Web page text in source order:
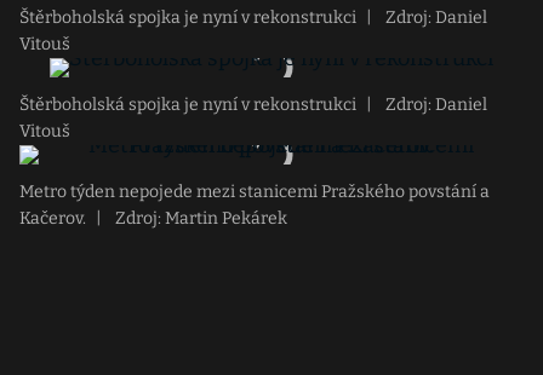
Štěrboholská spojka je nyní v rekonstrukci
Zdroj: Daniel
Vitouš
Štěrboholská spojka je nyní v rekonstrukci
Zdroj: Daniel
Vitouš
Metro týden nepojede mezi stanicemi Pražského povstání a
Kačerov.
Zdroj: Martin Pekárek